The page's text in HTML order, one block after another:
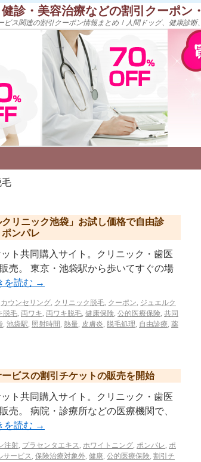
診・美容治療などの割引クーポン
ビス関連の割引クーポン情報まとめ！人間ドッグ、健康診
毛
リニック池袋」お試し価格で自由診
ンパレ
ト共同購入サイト。クリニック・歯医
売。 東京・池袋駅から歩いてすぐの場
を読む →
カウンセリング, クリニック脱毛, クーポン, ジュエルク
脱毛, 両ワキ, 両ワキ脱毛, 健康保険, 公的医療保険, 共同
, 池袋駅, 照射時間 , 熱量, 皮膚炎, 脱毛処理, 自由診療, 薬
ビスの割引チケットの販売を開始
ト共同購入サイト。クリニック・歯医
売。 病院・診療所などの医療機関で、
を読む →
注射, プラセンタエキス, ホワイトニング, ポンパレ, ポ
サービス, 保険治療対象外, 健康, 公的医療保険, 割引チ